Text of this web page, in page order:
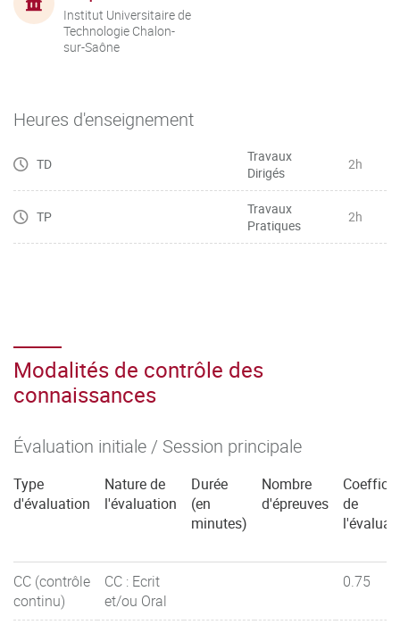
Institut Universitaire de
Technologie Chalon-
sur-Saône
Heures d'enseignement
TD
Travaux
Dirigés
2h
TP
Travaux
Pratiques
2h
Modalités de contrôle des
connaissances
Évaluation initiale / Session principale
Type
d'évaluation
Nature de
l'évaluation
Durée
(en
minutes)
Nombre
d'épreuves
de
CC (contrôle
continu)
CC : Ecrit
et/ou Oral
0.75